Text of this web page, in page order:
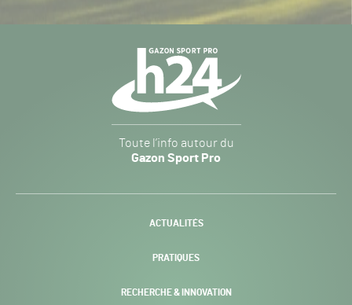
Sport
Pro
-
Toute l’info autour du
Gazon Sport Pro
ACTUALITÉS
PRATIQUES
RECHERCHE & INNOVATION